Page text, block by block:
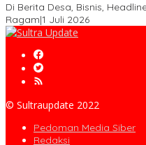
Di Berita Desa, Bisnis,
Ragam|1 Juli 2026
© Sultraupdate 2022
Pedoman Media Siber
Redaksi